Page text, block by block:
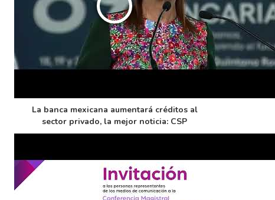
La banca mexicana aumentará créditos al
sector privado, la mejor noticia: CSP